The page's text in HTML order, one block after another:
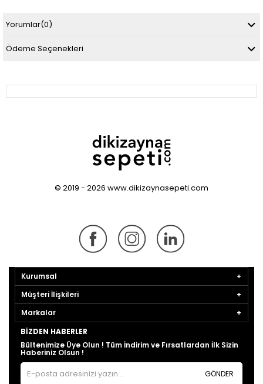
Yorumlar(0)
Ödeme Seçenekleri
© 2019 - 2026 www.dikizaynasepeti.com
Kurumsal
Müşteri İlişkileri
Markalar
BIZDEN HABERLER
Bültenimize Üye Olun ! Tüm İndirim ve Fırsatlardan İlk Sizin
Haberiniz Olsun !
GÖNDER